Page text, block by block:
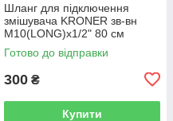
Шланг для підключення
змішувача KRONER зв-вн
M10(LONG)x1/2" 80 см
297367 CV036716
Готово до відправки
300 ₴
Купити